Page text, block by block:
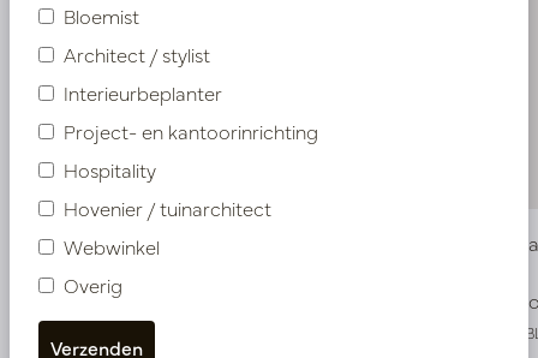
Vaas Alma High Bruin S D18 H108
Op voorraad
Vaas
Op
Bloemist
Architect / stylist
Interieurbeplanter
Project- en kantoorinrichting
Hospitality
Hovenier / tuinarchitect
Webwinkel
Overig